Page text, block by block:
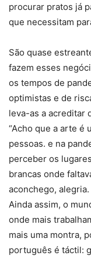
procurar pratos já
que necessitam
São quase
fazem esses
os tempos de
optimistas e de
leva-as a acreditar
“Acho que a arte é
pessoas. e na
perceber os
brancas onde
aconchego,
Ainda assim, o
onde mais
mais uma montra,
português é táctil: